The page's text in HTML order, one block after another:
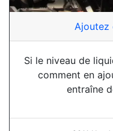
Ajoutez
Si le niveau de
comment en
entraîne